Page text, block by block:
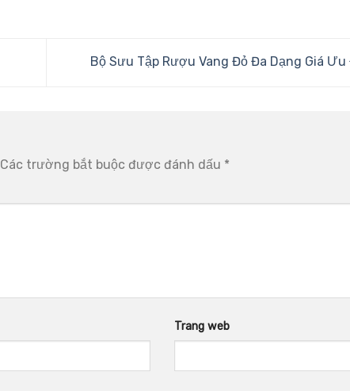
Bộ Sưu Tập Rượu Vang Đỏ Đa Dạng Giá
Các trường bắt buộc được đánh dấu *
Trang web